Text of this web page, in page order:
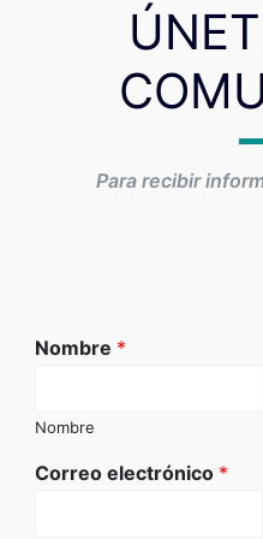
Para recibir
Nombre *
Nombre
Correo electrónico *